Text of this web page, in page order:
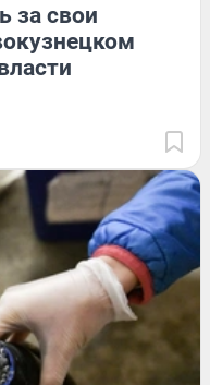
за свои